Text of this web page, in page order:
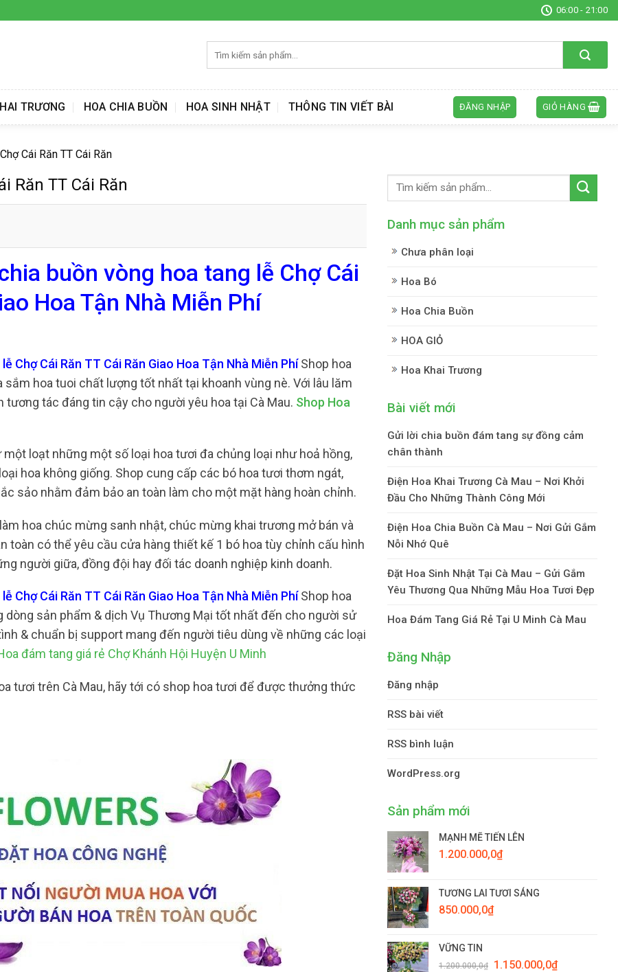
06:00 - 21:00
kiếm:
TRƯƠNG HOA CHIA BUỒN HOA SINH NHẬT THÔNG TIN VIẾT BÀI ĐĂNG NHẬP GIỎ HÀNG
Cái Răn TT Cái Răn
Răn TT Cái Răn
buồn vòng hoa tang lễ Chợ Cái
Hoa Tận Nhà Miễn Phí
Chợ Cái Răn TT Cái Răn Giao Hoa Tận Nhà Miễn PhíShop hoa
hoa tuoi chất lượng tốt nhất tại khoanh vùng nè. Với lâu lăm
tác đáng tin cậy cho người yêu hoa tại Cà Mau. Shop Hoa
loạt những một số loại hoa tươi đa chủng loại như hoả hồng,
hoa không giống. Shop cung cấp các bó hoa tươi thơm ngát,
sảo nhằm đảm bảo an toàn làm cho một mặt hàng hoàn chỉnh.
hoa chúc mừng sanh nhật, chúc mừng khai trương mở bán và
toàn có thể yêu cầu cửa hàng thiết kế 1 bó hoa tùy chỉnh cấu hình
người giữa, đồng đội hay đối tác doanh nghiệp kinh doanh.
Chợ Cái Răn TT Cái Răn Giao Hoa Tận Nhà Miễn PhíShop hoa
sản phẩm & dịch Vụ Thương Mại tốt nhất đến cho người sử
& chuẩn bị support mang đến người tiêu dùng về những các loại
đám tang giá rẻ Chợ Khánh Hội Huyện U Minh
tươi trên Cà Mau, hãy tới có shop hoa tươi để được thưởng thức
Danh mục sản phẩm
Chưa phân loại
Hoa Bó
Hoa Chia Buồn
HOA GIỎ
Hoa Khai Trương
Bài viết mới
Gửi lời chia buồn đám tang sự đồng cảm
chân thành
Điện Hoa Khai Trương Cà Mau – Nơi Khởi
Đầu Cho Những Thành Công Mới
Điện Hoa Chia Buồn Cà Mau – Nơi Gửi Gắm
Nỗi Nhớ Quê
Đặt Hoa Sinh Nhật Tại Cà Mau – Gửi Gắm
Yêu Thương Qua Những Mẫu Hoa Tươi Đẹp
Hoa Đám Tang Giá Rẻ Tại U Minh Cà Mau
Đăng Nhập
Đăng nhập
RSS bài viết
RSS bình luận
WordPress.org
Sản phẩm mới
MẠNH MẼ TIẾN LÊN
1.200.000,0₫
TƯƠNG LAI TƯƠI SÁNG
850.000,0₫
VỮNG TIN
1.200.000,0₫
Giá
1.150.000,0₫Giá